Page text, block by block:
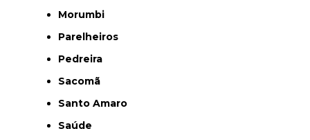
Morumbi
Parelheiros
Pedreira
Sacomã
Santo Amaro
Saúde